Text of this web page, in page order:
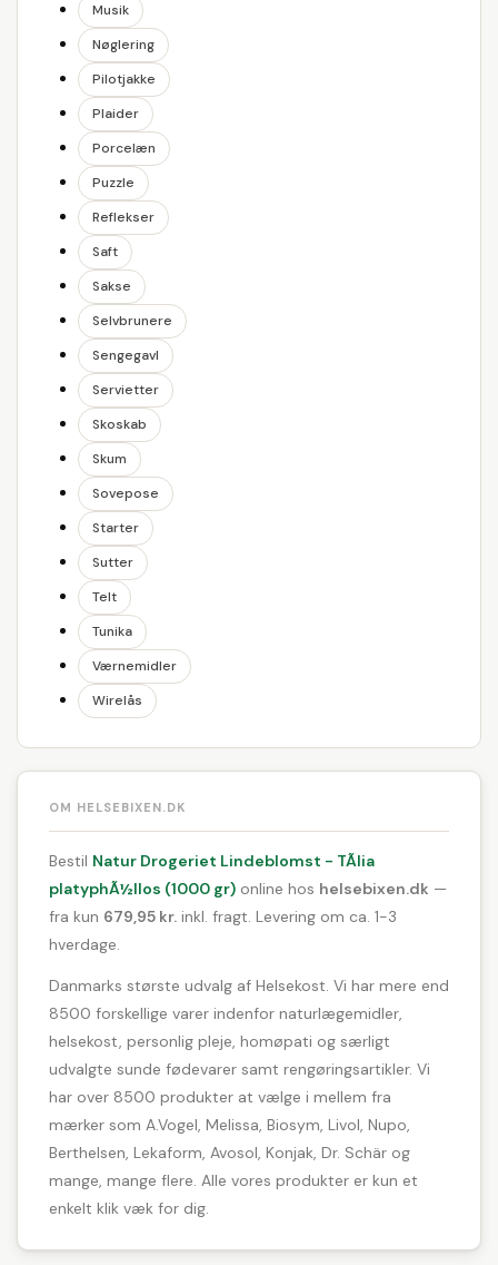
Musik
Nøglering
Pilotjakke
Plaider
Porcelæn
Puzzle
Reflekser
Saft
Sakse
Selvbrunere
Sengegavl
Servietter
Skoskab
Skum
Sovepose
Starter
Sutter
Telt
Tunika
Værnemidler
Wirelås
OM HELSEBIXEN.DK
Bestil Natur Drogeriet Lindeblomst - TÃ­lia
platyphÃ½llos (1000 gr) online hos helsebixen.dk —
fra kun 679,95 kr. inkl. fragt. Levering om ca. 1-3
hverdage.
Danmarks største udvalg af Helsekost. Vi har mere end
8500 forskellige varer indenfor naturlægemidler,
helsekost, personlig pleje, homøpati og særligt
udvalgte sunde fødevarer samt rengøringsartikler. Vi
har over 8500 produkter at vælge i mellem fra
mærker som A.Vogel, Melissa, Biosym, Livol, Nupo,
Berthelsen, Lekaform, Avosol, Konjak, Dr. Schär og
mange, mange flere. Alle vores produkter er kun et
enkelt klik væk for dig.